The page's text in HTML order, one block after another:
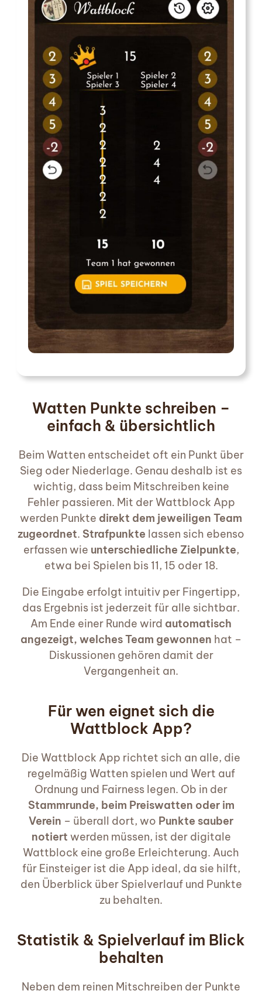
Watten Punkte schreiben –
einfach & übersichtlich
Beim Watten entscheidet oft ein Punkt über
Sieg oder Niederlage. Genau deshalb ist es
wichtig, dass beim Mitschreiben keine
Fehler passieren. Mit der Wattblock App
werden Punkte direkt dem jeweiligen Team
zugeordnet. Strafpunkte lassen sich ebenso
erfassen wie unterschiedliche Zielpunkte,
etwa bei Spielen bis 11, 15 oder 18.
Die Eingabe erfolgt intuitiv per Fingertipp,
das Ergebnis ist jederzeit für alle sichtbar.
Am Ende einer Runde wird automatisch
angezeigt, welches Team gewonnen hat –
Diskussionen gehören damit der
Vergangenheit an.
Für wen eignet sich die
Wattblock App?
Die Wattblock App richtet sich an alle, die
regelmäßig Watten spielen und Wert auf
Ordnung und Fairness legen. Ob in der
Stammrunde, beim Preiswatten oder im
Verein – überall dort, wo Punkte sauber
notiert werden müssen, ist der digitale
Wattblock eine große Erleichterung. Auch
für Einsteiger ist die App ideal, da sie hilft,
den Überblick über Spielverlauf und Punkte
zu behalten.
Statistik & Spielverlauf im Blick
behalten
Neben dem reinen Mitschreiben der Punkte